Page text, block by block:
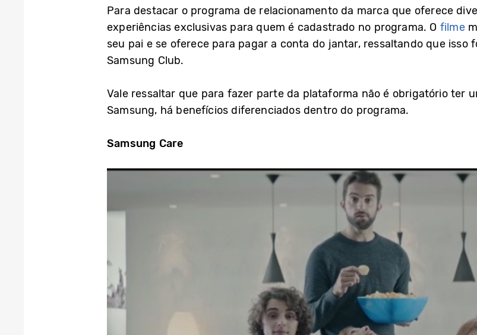
Para destacar o programa de relacionamento da marca que oferece
experiências exclusivas para quem é cadastrado no programa. O filme
seu pai e se oferece para pagar a conta do jantar, ressaltando que isso
Samsung Club.
Vale ressaltar que para fazer parte da plataforma não é obrigatório ter
Samsung, há benefícios diferenciados dentro do programa.
Samsung Care